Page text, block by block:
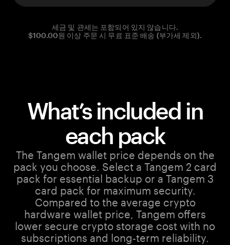
세금 및 관세는 포함되어 있지 않습니다.
$100.00원 이상 주문 시 무료 표준 배송 (부가세 제외).
What’s included in
each pack
The Tangem wallet price depends on the
pack you choose. Select a Tangem 2 card
pack for essential backup or a Tangem 3
card pack for maximum security.
Compared to the average crypto
hardware wallet price, Tangem offers
lower secure crypto storage cost with no
subscriptions and long-term reliability.